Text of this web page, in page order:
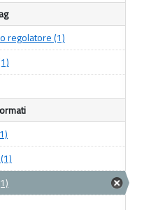
regolatore (1)